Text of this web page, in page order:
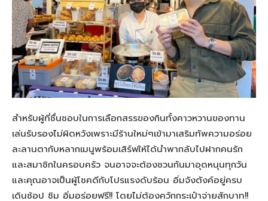
สำหรับผู้ที่ชื่นชอบในการเลือกสรรของกินทั้งคาวหวานของทาน
เล่นรับรองไม่ผิดหวังเพราะมีร้านใหม่ๆเข้ามาเสริมทัพความอร่อย
ละลานตากับหลากเมนูพร้อมเสิร์ฟให้ได้นำพากลับไปฝากคนรัก
และสมาชิกในครอบครัว จนอาจจะต้องชวนกันมาอุดหนุนทุกวัน
และคุณอาจเป็นผู้โชคดีกับโปรแรงดับร้อน อิ่มจังตังค์อยู่ครบ
เดินช้อป ชิม อิ่มอร่อยฟรี!! โดยไม่ต้องควักกระเป๋าจ่ายสักบาท!!